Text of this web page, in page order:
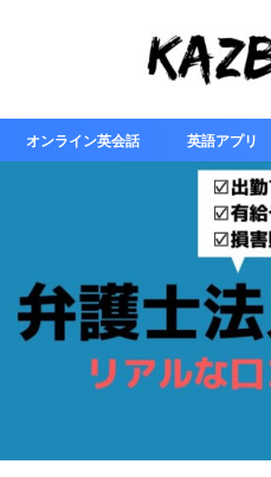
オンライン英会話 英語アプリ